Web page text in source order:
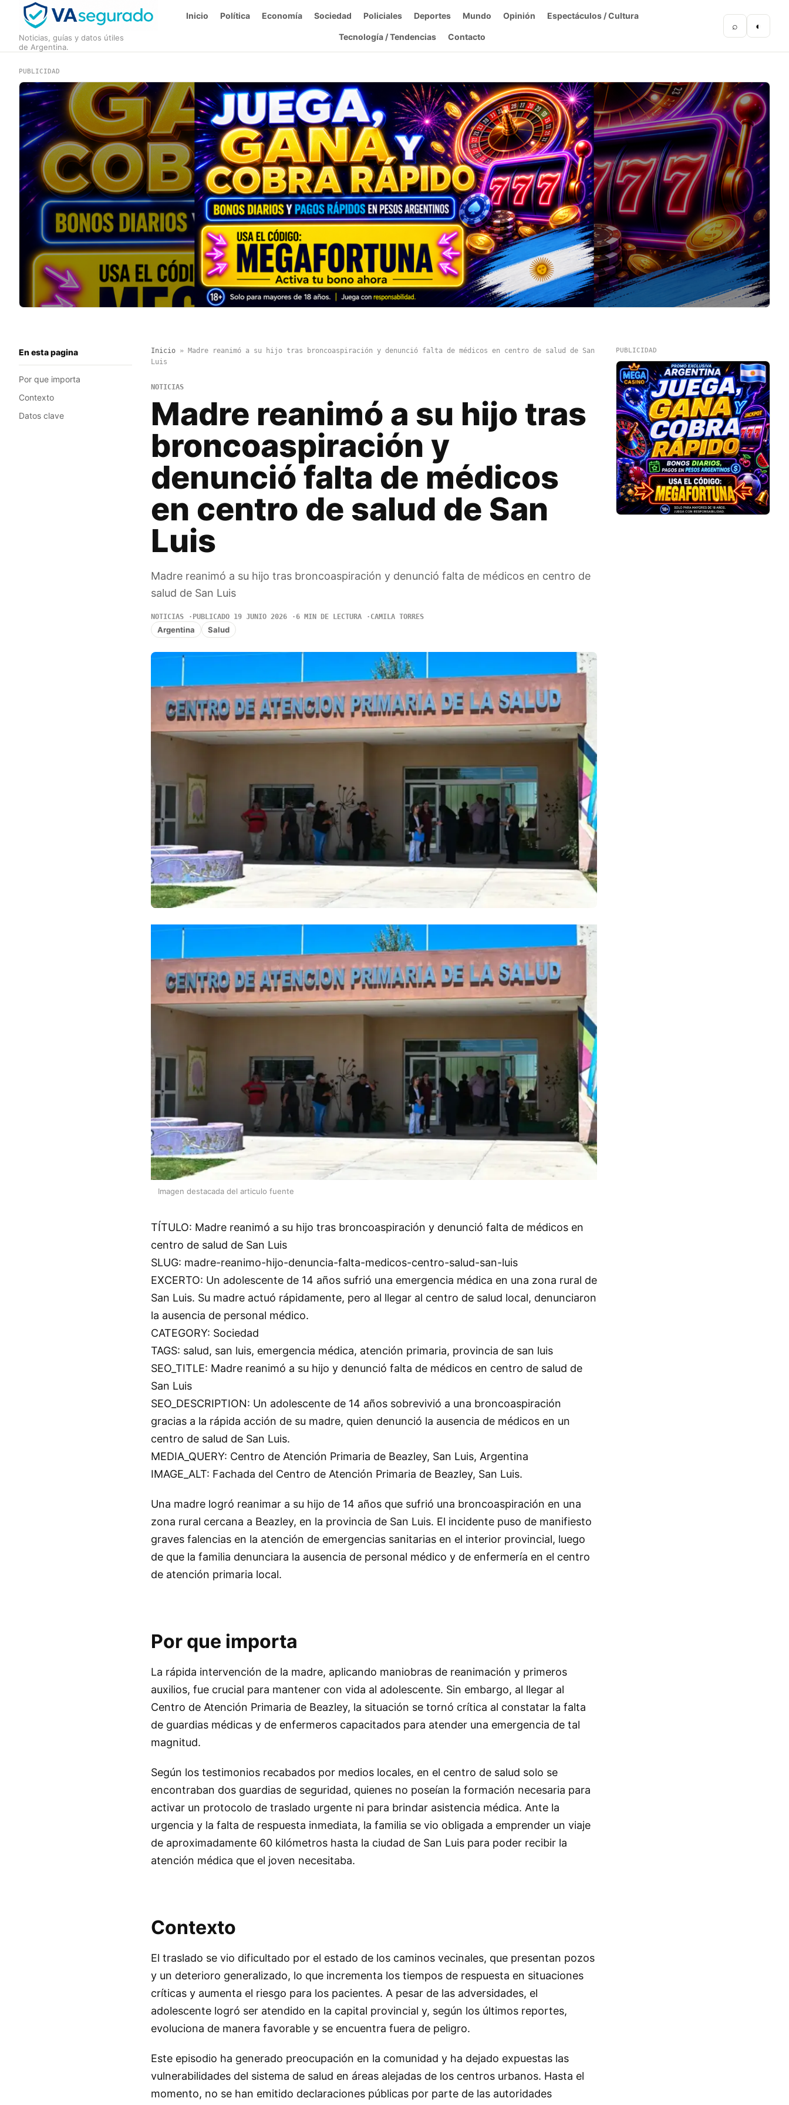
Noticias, guías y datos útiles
de Argentina.
Inicio Política Economía Sociedad Policiales Deportes Mundo Opinión Espectáculos / Cultura
Tecnología / Tendencias Contacto
⌕ ◐
PUBLICIDAD
En esta pagina
Por que importa
Contexto
Datos clave
Inicio» Madre reanimó a su hijo tras broncoaspiración y denunció falta de médicos en centro de salud de San
Luis
NOTICIAS
Madre reanimó a su hijo tras
broncoaspiración y
denunció falta de médicos
en centro de salud de San
Luis
Madre reanimó a su hijo tras broncoaspiración y denunció falta de médicos en centro de
salud de San Luis
NOTICIAS PUBLICADO 19 JUNIO 2026 6 MIN DE LECTURA CAMILA TORRES
Argentina Salud
Imagen destacada del articulo fuente
TÍTULO: Madre reanimó a su hijo tras broncoaspiración y denunció falta de médicos en
centro de salud de San Luis
SLUG: madre-reanimo-hijo-denuncia-falta-medicos-centro-salud-san-luis
EXCERTO: Un adolescente de 14 años sufrió una emergencia médica en una zona rural de
San Luis. Su madre actuó rápidamente, pero al llegar al centro de salud local, denunciaron
la ausencia de personal médico.
CATEGORY: Sociedad
TAGS: salud, san luis, emergencia médica, atención primaria, provincia de san luis
SEO_TITLE: Madre reanimó a su hijo y denunció falta de médicos en centro de salud de
San Luis
SEO_DESCRIPTION: Un adolescente de 14 años sobrevivió a una broncoaspiración
gracias a la rápida acción de su madre, quien denunció la ausencia de médicos en un
centro de salud de San Luis.
MEDIA_QUERY: Centro de Atención Primaria de Beazley, San Luis, Argentina
IMAGE_ALT: Fachada del Centro de Atención Primaria de Beazley, San Luis.
Una madre logró reanimar a su hijo de 14 años que sufrió una broncoaspiración en una
zona rural cercana a Beazley, en la provincia de San Luis. El incidente puso de manifiesto
graves falencias en la atención de emergencias sanitarias en el interior provincial, luego
de que la familia denunciara la ausencia de personal médico y de enfermería en el centro
de atención primaria local.
Por que importa
La rápida intervención de la madre, aplicando maniobras de reanimación y primeros
auxilios, fue crucial para mantener con vida al adolescente. Sin embargo, al llegar al
Centro de Atención Primaria de Beazley, la situación se tornó crítica al constatar la falta
de guardias médicas y de enfermeros capacitados para atender una emergencia de tal
magnitud.
Según los testimonios recabados por medios locales, en el centro de salud solo se
encontraban dos guardias de seguridad, quienes no poseían la formación necesaria para
activar un protocolo de traslado urgente ni para brindar asistencia médica. Ante la
urgencia y la falta de respuesta inmediata, la familia se vio obligada a emprender un viaje
de aproximadamente 60 kilómetros hasta la ciudad de San Luis para poder recibir la
atención médica que el joven necesitaba.
Contexto
El traslado se vio dificultado por el estado de los caminos vecinales, que presentan pozos
y un deterioro generalizado, lo que incrementa los tiempos de respuesta en situaciones
críticas y aumenta el riesgo para los pacientes. A pesar de las adversidades, el
adolescente logró ser atendido en la capital provincial y, según los últimos reportes,
evoluciona de manera favorable y se encuentra fuera de peligro.
Este episodio ha generado preocupación en la comunidad y ha dejado expuestas las
vulnerabilidades del sistema de salud en áreas alejadas de los centros urbanos. Hasta el
momento, no se han emitido declaraciones públicas por parte de las autoridades
PUBLICIDAD